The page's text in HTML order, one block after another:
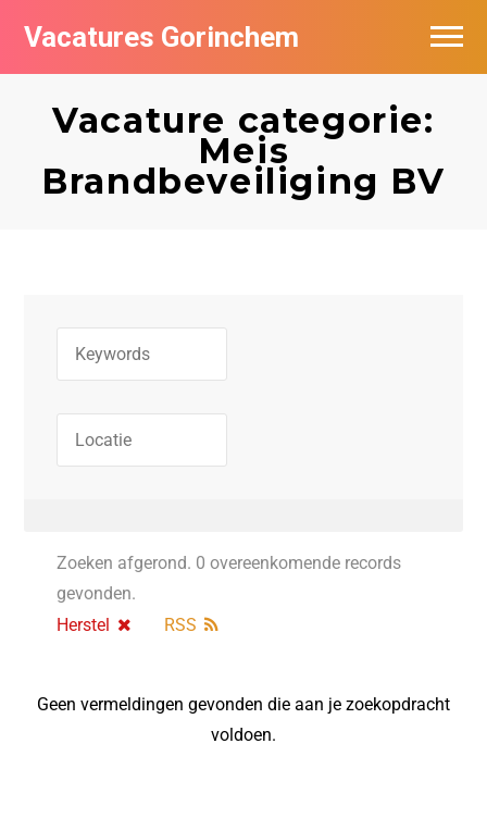
Vacatures Gorinchem
Vacature categorie:
Meis
Brandbeveiliging BV
Zoeken afgerond. 0 overeenkomende records
gevonden.
Herstel
RSS
Geen vermeldingen gevonden die aan je zoekopdracht
voldoen.
Vacatures bij bedrijven in Gorinchem
De populairste vacatures in Gorinchem
Nieuwsbrief feed